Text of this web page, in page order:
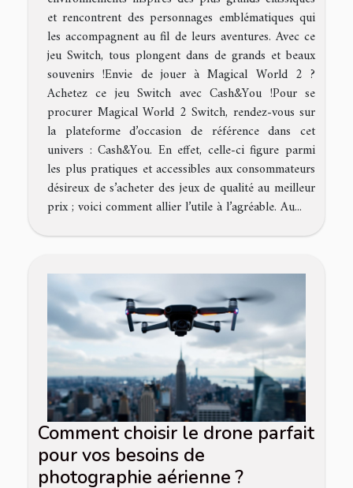
et rencontrent des personnages emblématiques qui
les accompagnent au fil de leurs aventures. Avec ce
jeu Switch, tous plongent dans de grands et beaux
souvenirs !Envie de jouer à Magical World 2 ?
Achetez ce jeu Switch avec Cash&You !Pour se
procurer Magical World 2 Switch, rendez-vous sur
la plateforme d’occasion de référence dans cet
univers : Cash&You. En effet, celle-ci figure parmi
les plus pratiques et accessibles aux consommateurs
désireux de s’acheter des jeux de qualité au meilleur
prix ; voici comment allier l’utile à l’agréable. Au...
Comment choisir le drone parfait
pour vos besoins de
photographie aérienne ?